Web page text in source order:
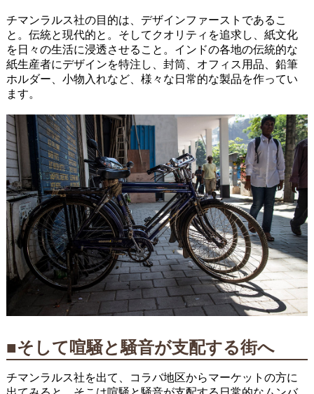
チマンラルス社の目的は、デザインファーストであるこ
と。伝統と現代的と。そしてクオリティを追求し、紙文化
を日々の生活に浸透させること。インドの各地の伝統的な
紙生産者にデザインを特注し、封筒、オフィス用品、鉛筆
ホルダー、小物入れなど、様々な日常的な製品を作ってい
ます。
■そして喧騒と騒音が支配する街へ
チマンラルス社を出て、コラバ地区からマーケットの方に